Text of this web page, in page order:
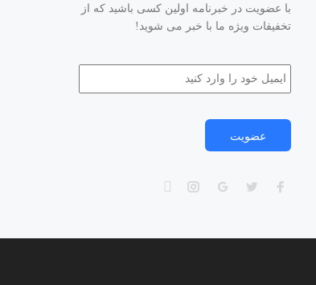
با عضویت در خبرنامه اولین کسی باشید که از
تخفیفات ویژه ما با خبر می شوید!